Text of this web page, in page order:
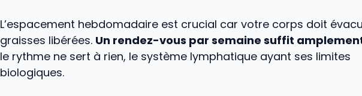
L’espacement hebdomadaire est crucial car votre corps doit
graisses libérées. Un rendez-vous par semaine suffit
le rythme ne sert à rien, le système lymphatique ayant ses limites
biologiques.